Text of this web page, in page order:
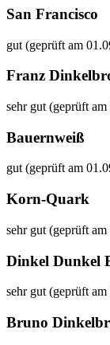
San Francisco
gut (geprüft am
Franz
sehr gut (geprüft
Bauernweiß
gut (geprüft am
Korn-Quark
sehr gut (geprüft
Dinkel Dunkel
sehr gut (geprüft
Bruno